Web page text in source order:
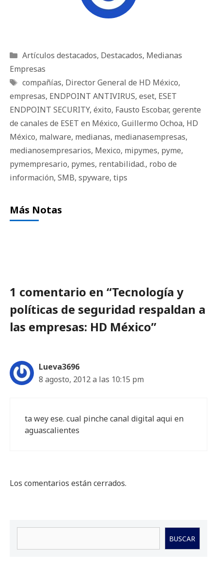
Categorías
Artículos destacados, Destacados, Medianas
Empresas
Etiquetas
compañías, Director General de HD México,
empresas, ENDPOINT ANTIVIRUS, eset, ESET
ENDPOINT SECURITY, éxito, Fausto Escobar, gerente
de canales de ESET en México, Guillermo Ochoa, HD
México, malware, medianas, medianasempresas,
medianosempresarios, Mexico, mipymes, pyme,
pymempresario, pymes, rentabilidad., robo de
información, SMB, spyware, tips
Más Notas
1 comentario en “Tecnología y
políticas de seguridad respaldan a
las empresas: HD México”
Lueva3696
8 agosto, 2012 a las 10:15 pm
ta wey ese. cual pinche canal digital aqui en
aguascalientes
Los comentarios están cerrados.
BUSCAR